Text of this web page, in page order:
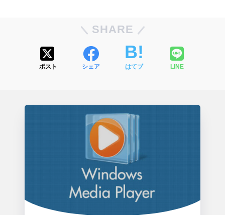
SHARE
ポスト シェア はてブ LINE